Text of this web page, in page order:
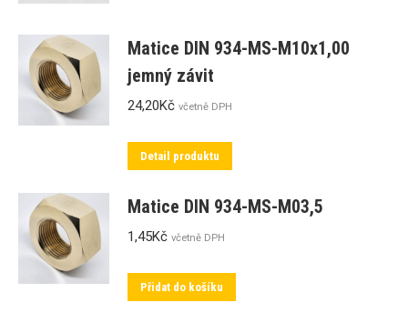
Matice DIN 934-MS-M10x1,00
jemný závit
24,20Kč včetně DPH
Detail produktu
Matice DIN 934-MS-M03,5
1,45Kč včetně DPH
Přidat do košíku